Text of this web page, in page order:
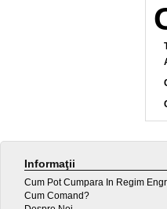
Informaţii
Cum Pot Cumpara In Regim
Cum Comand?